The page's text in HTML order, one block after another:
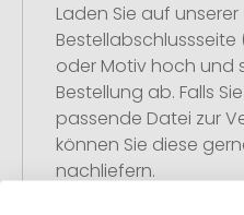
Laden Sie auf unserer
oder Motiv hoch und
Bestellung ab. Falls
passende Datei zur
können Sie diese
nachliefern.